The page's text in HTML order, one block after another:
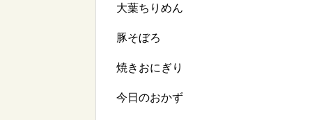
大葉ちりめん
豚そぼろ
焼きおにぎり
今日のおかず